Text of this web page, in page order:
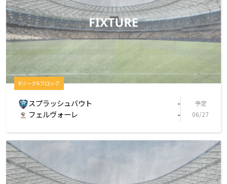
KリーグAブロック
スプラッシュバウト -
フェルヴォーレ -
予定
06/27